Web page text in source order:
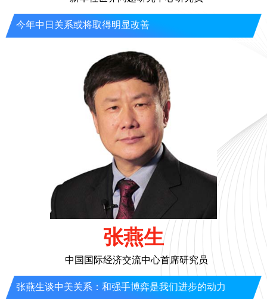
今年中日关系或将取得明显改善
张燕生
中国国际经济交流中心首席研究员
张燕生谈中美关系：和强手博弈是我们进步的动力